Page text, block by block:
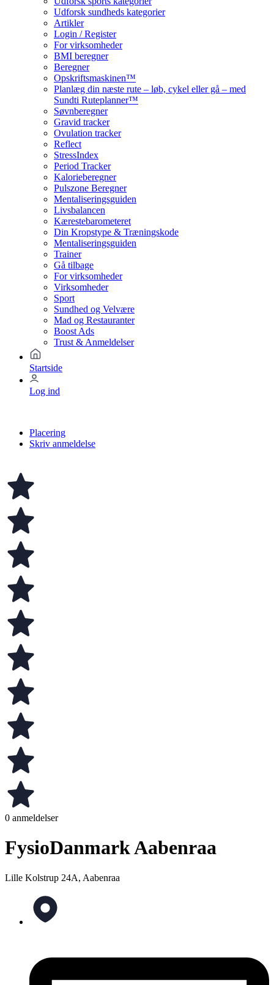
Udforsk sundheds kategorier
Artikler
Login / Register
For virksomheder
BMI beregner
Beregner
Opskriftsmaskinen™
Planlæg din næste rute – løb, cykel eller gå – med
Sundti Ruteplanner™
Søvnberegner
Gravid tracker
Ovulation tracker
Reflect
StressIndex
Period Tracker
Kalorieberegner
Pulszone Beregner
Mentaliseringsguiden
Livsbalancen
Kærestebarometeret
Din Kropstype & Træningskode
Mentaliseringsguiden
Trainer
Gå tilbage
For virksomheder
Virksomheder
Sport
Sundhed og Velvære
Mad og Restauranter
Boost Ads
Trust & Anmeldelser
Startside
Log ind
Placering
Skriv anmeldelse
0 anmeldelser
FysioDanmark Aabenraa
Lille Kolstrup 24A, Aabenraa